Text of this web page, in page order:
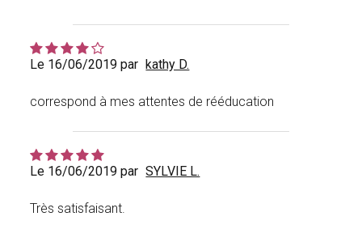
Le 16/06/2019 par kathy D.
correspond à mes attentes de rééducation
Le 16/06/2019 par SYLVIE L.
Très satisfaisant.